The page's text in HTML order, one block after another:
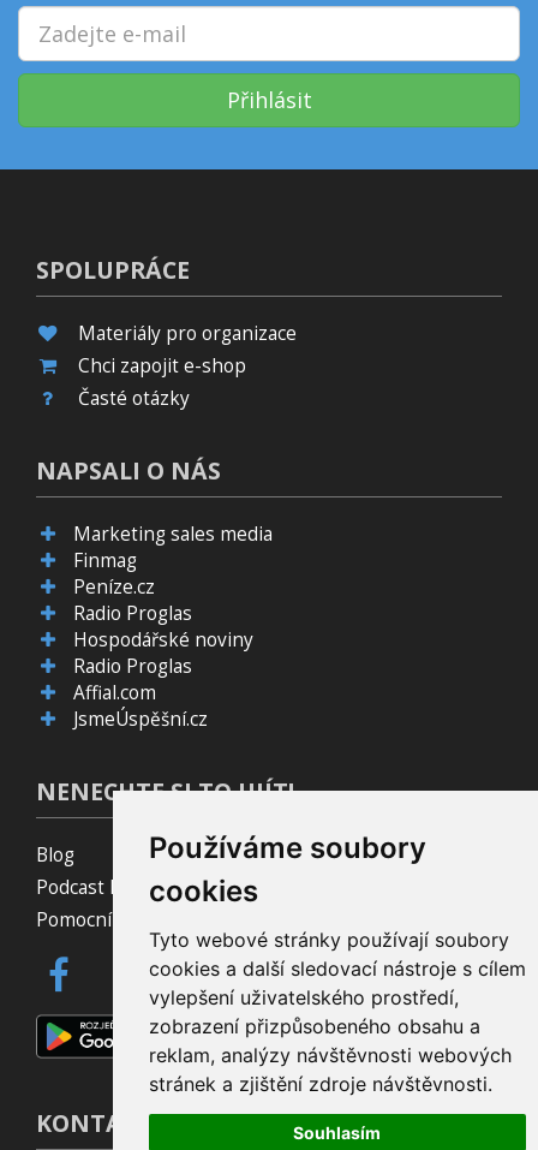
Používáme soubory
cookies
Tyto webové stránky používají soubory
cookies a další sledovací nástroje s cílem
vylepšení uživatelského prostředí,
zobrazení přizpůsobeného obsahu a
reklam, analýzy návštěvnosti webových
stránek a zjištění zdroje návštěvnosti.
Souhlasím
Přihlásit
SPOLUPRÁCE
Materiály pro organizace
Chci zapojit e-shop
Časté otázky
NAPSALI O NÁS
Marketing sales media
Finmag
Peníze.cz
Radio Proglas
Hospodářské noviny
Radio Proglas
Affial.com
JsmeÚspěšní.cz
NENECHTE SI TO UJÍT!
Blog
Podcast Pijavice
Pomocník do prohlížeče
KONTAKT